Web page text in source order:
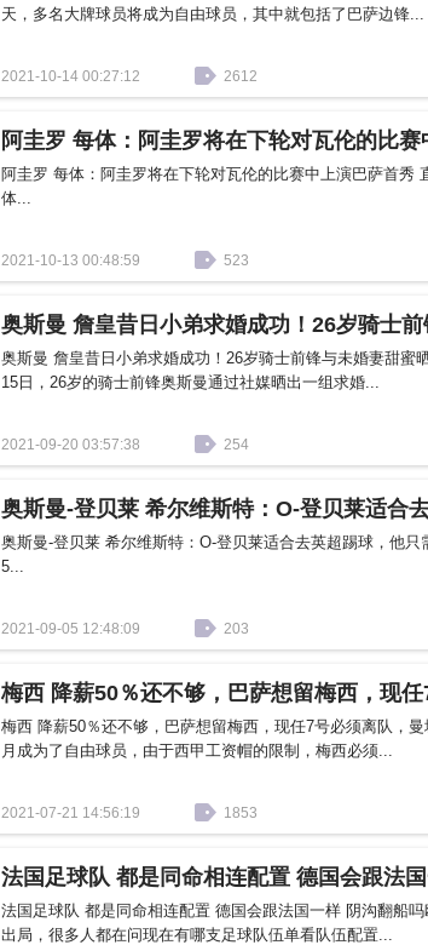
天，多名大牌球员将成为自由球员，其中就包括了巴萨边锋...
2021-10-14 00:27:12 2612
阿圭罗 每体：阿圭罗将在下轮对瓦伦的比
阿圭罗 每体：阿圭罗将在下轮对瓦伦的比赛中上演巴萨首秀
体...
2021-10-13 00:48:59 523
奥斯曼 詹皇昔日小弟求婚成功！26岁骑士前锋与未婚妻甜蜜
15日，26岁的骑士前锋奥斯曼通过社媒晒出一组求婚...
2021-09-20 03:57:38 254
奥斯曼-登贝莱 希尔维斯特：O-登贝莱适合去英超踢球，他只
5...
2021-09-05 12:48:09 203
梅西 降薪50％还不够，巴萨想留梅西，现任7号必须离队，
月成为了自由球员，由于西甲工资帽的限制，梅西必须...
2021-07-21 14:56:19 1853
法国足球队 都是同命相连配置 德国会跟法
法国足球队 都是同命相连配置 德国会跟法国一样 阴沟翻船
出局，很多人都在问现在有哪支足球队伍单看队伍配置...